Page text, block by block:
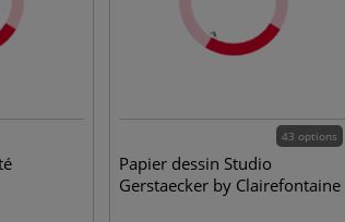
43 options
Papier dessin Studio
Gerstaecker by Clairefontaine